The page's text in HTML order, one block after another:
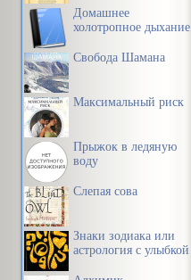
Домашнее
холотропное дыхание
Свобода Шамана
Максимальный риск
Прыжок в ледяную
воду
Слепая сова
Знаки зодиака или
астрология с улыбкой